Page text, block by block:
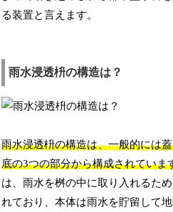
る装置と言えます。
雨水浸透枡の構造は？
雨水浸透枡の構造は、一般的には
底の3つの部分から構成されていま
は、雨水を桝の中に取り入れるた
れており、本体は雨水を貯留して